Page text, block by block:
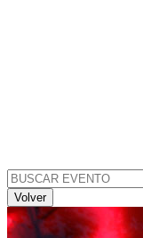
Search
for:
Volver